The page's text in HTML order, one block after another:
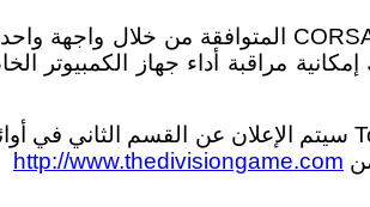
مراقبة أداء جهاز الكمبيوتر
http://www.thedivisiongame.com